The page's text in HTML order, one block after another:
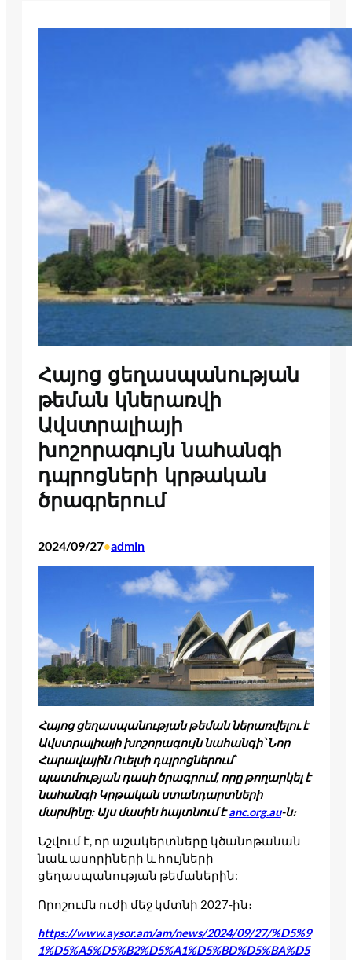
Հայոց ցեղասպանության
թեման կներառվի
Ավստրալիայի
խոշորագույն նահանգի
դպրոցների կրթական
ծրագրերում
2024/09/27•admin
Հայոց ցեղասպանության թեման ներառվելու է
Ավստրալիայի խոշորագույն նահանգի՝ Նոր
Հարավային Ուելսի դպրոցներում՝
պատմության դասի ծրագրում, որը թողարկել է
նահանգի Կրթական ստանդարտների
մարմինը: Այս մասին հայտնում էanc.org.au-ն։
Նշվում է, որ աշակերտները կծանոթանան
նաև ասորիների և հույների
ցեղասպանության թեմաներին:
Որոշումն ուժի մեջ կմտնի 2027-ին։
https://www.aysor.am/am/news/2024/09/27/%D5%9
1%D5%A5%D5%B2%D5%A1%D5%BD%D5%BA%D5